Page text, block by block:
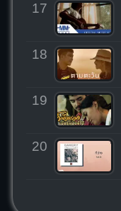
17
18
19
20